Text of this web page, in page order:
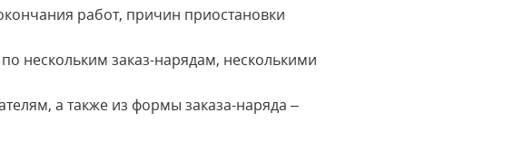
работ, причин приостановки
нескольким заказ-нарядам, несколькими
а также из формы заказа-наряда –